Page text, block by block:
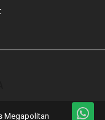
Megapolitan